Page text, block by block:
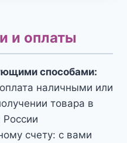
и оплаты
способами:
наличными или
товара в
счету: с вами